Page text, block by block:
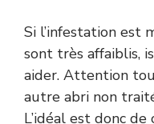
Si l’infestation est
sont très affaiblis,
aider. Attention
autre abri non
L’idéal est donc